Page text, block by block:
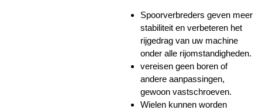
Spoorverbreders geven meer
stabiliteit en verbeteren het
rijgedrag van uw machine
onder alle rijomstandigheden.
vereisen geen boren of
andere aanpassingen,
gewoon vastschroeven.
Wielen kunnen worden